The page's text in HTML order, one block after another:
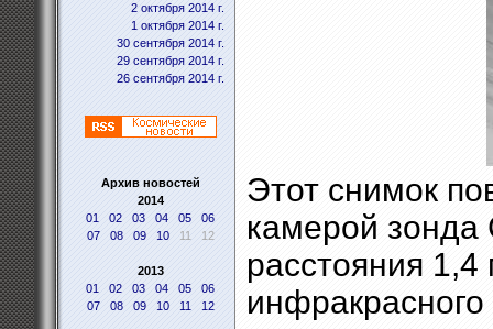
2 октября 2014 г.
1 октября 2014 г.
30 сентября 2014 г.
29 сентября 2014 г.
26 сентября 2014 г.
Архив новостей
2014
01
02 03 04 05
06
07
08 09 10 11 12
2013
01
02 03 04 05
06
07
08 09 10 11 12
Этот снимок
камерой зонда
расстояния